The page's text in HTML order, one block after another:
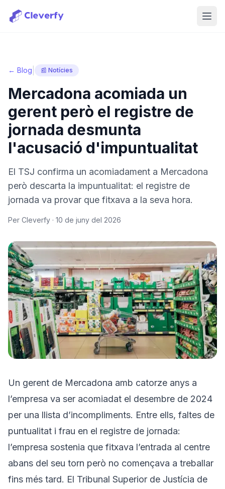
Iniciar sessió
Prova'l gratis
← Blog 📰 Notícies
Mercadona acomiada un
gerent però el registre de
jornada desmunta
l'acusació d'impuntualitat
El TSJ confirma un acomiadament a Mercadona
però descarta la impuntualitat: el registre de
jornada va provar que fitxava a la seva hora.
Per Cleverfy · 10 de juny del 2026
Un gerent de Mercadona amb catorze anys a
l’empresa va ser acomiadat el desembre de 2024
per una llista d’incompliments. Entre ells, faltes de
puntualitat i frau en el registre de jornada:
l’empresa sostenia que fitxava l’entrada al centre
abans del seu torn però no començava a treballar
fins més tard. El Tribunal Superior de Justícia de